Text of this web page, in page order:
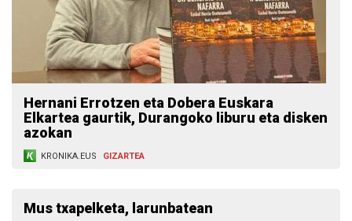
Hernani Errotzen eta Dobera Euskara
Elkartea gaurtik, Durangoko liburu eta disken
azokan
KRONIKA.EUS GIZARTEA
Mus txapelketa, larunbatean